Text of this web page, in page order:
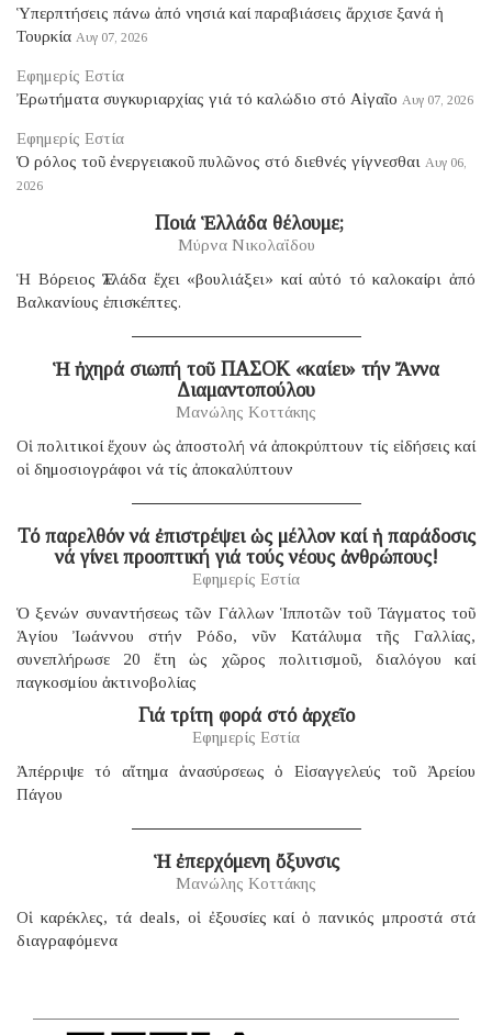
Ὑπερπτήσεις πάνω ἀπό νησιά καί παραβιάσεις ἄρχισε ξανά ἡ
Τουρκία Αυγ 07, 2026
Εφημερίς Εστία
Ἐρωτήματα συγκυριαρχίας γιά τό καλώδιο στό Αἰγαῖο Αυγ 07, 2026
Εφημερίς Εστία
Ὁ ρόλος τοῦ ἐνεργειακοῦ πυλῶνος στό διεθνές γίγνεσθαι Αυγ 06,
2026
​ Ποιά Ἑλλάδα θέλουμε;
Μύρνα Νικολαΐδου
Ἡ Βόρειος Ἑλλάδα ἔχει «βουλιάξει» καί αὐτό τό καλοκαίρι ἀπό
Βαλκανίους ἐπισκέπτες.
Ἡ ἠχηρά σιωπή τοῦ ΠΑΣΟΚ «καίει» τήν Ἄννα
Διαμαντοπούλου
Μανώλης Κοττάκης
Οἱ πολιτικοί ἔχουν ὡς ἀποστολή νά ἀποκρύπτουν τίς εἰδήσεις καί
οἱ δημοσιογράφοι νά τίς ἀποκαλύπτουν
Τό παρελθόν νά ἐπιστρέψει ὡς μέλλον καί ἡ παράδοσις
νά γίνει προοπτική γιά τούς νέους ἀνθρώπους!
Εφημερίς Εστία
Ὁ ξενών συναντήσεως τῶν Γάλλων Ἱπποτῶν τοῦ Τάγματος τοῦ
Ἁγίου Ἰωάννου στήν Ρόδο, νῦν Κατάλυμα τῆς Γαλλίας,
συνεπλήρωσε 20 ἔτη ὡς χῶρος πολιτισμοῦ, διαλόγου καί
παγκοσμίου ἀκτινοβολίας
Γιά τρίτη φορά στό ἀρχεῖο
Εφημερίς Εστία
Ἀπέρριψε τό αἴτημα ἀνασύρσεως ὁ Εἰσαγγελεύς τοῦ Ἀρείου
Πάγου
Ἡ ἐπερχόμενη ὄξυνσις
Μανώλης Κοττάκης
Οἱ καρέκλες, τά deals, οἱ ἐξουσίες καί ὁ πανικός μπροστά στά
διαγραφόμενα